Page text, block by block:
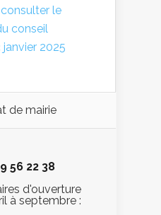
le
conseil
2025
de mairie
56 22 38
d'ouverture
à septembre :